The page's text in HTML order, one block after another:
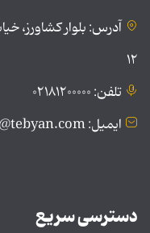
آدرس: بلوار کشاورز،
۱۲
تلفن: ۰۲۱۸۱۲۰۰۰۰۰
ایمیل: public@tebyan.com
دسترسی سریع